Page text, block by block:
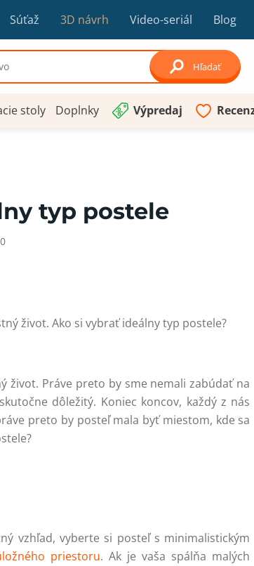
Súťaž 3D návrh Video-seriál Blog
Hľadať
stoly Doplnky Výpredaj
typ postele
život. Ako si vybrať ideálny typ postele?
život. Práve preto by sme nemali zabúdať na
dôležitý. Koniec koncov, každý z nás
preto by posteľ mala byť miestom, kde sa
vzhľad, vyberte si posteľ s minimalistickým
priestoru. Ak je vaša spálňa malých